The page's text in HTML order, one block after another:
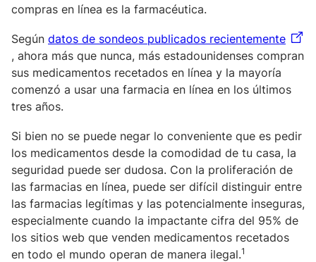
compras en línea es la farmacéutica.
Según datos de sondeos publicados recientemente
, ahora más que nunca, más estadounidenses compran
sus medicamentos recetados en línea y la mayoría
comenzó a usar una farmacia en línea en los últimos
tres años.
Si bien no se puede negar lo conveniente que es pedir
los medicamentos desde la comodidad de tu casa, la
seguridad puede ser dudosa. Con la proliferación de
las farmacias en línea, puede ser difícil distinguir entre
las farmacias legítimas y las potencialmente inseguras,
especialmente cuando la impactante cifra del 95% de
los sitios web que venden medicamentos recetados
en todo el mundo operan de manera ilegal.1